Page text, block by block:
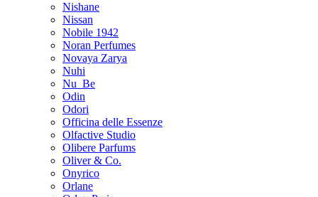
Nishane
Nissan
Nobile 1942
Noran Perfumes
Novaya Zarya
Nuhi
Nu_Be
Odin
Odori
Officina delle Essenze
Olfactive Studio
Olibere Parfums
Oliver & Co.
Onyrico
Orlane